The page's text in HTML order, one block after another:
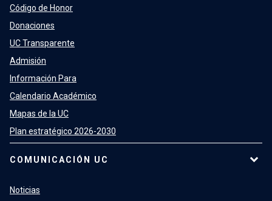
Código de Honor
Donaciones
UC Transparente
Admisión
Información Para
Calendario Académico
Mapas de la UC
Plan estratégico 2026-2030
COMUNICACIÓN UC
Noticias